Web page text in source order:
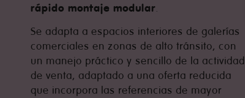
rápido montaje modular.
Se adapta a espacios interiores de galerías
comerciales en zonas de alto tránsito, con
un manejo práctico y sencillo de la actividad
de venta, adaptado a una oferta reducida
que incorpora las referencias de mayor